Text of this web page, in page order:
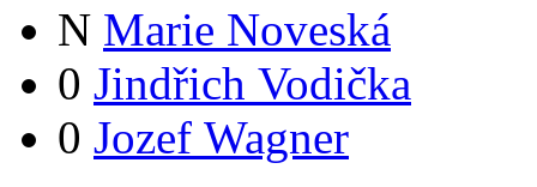
N Marie Noveská
0 Jindřich Vodička
0 Jozef Wagner